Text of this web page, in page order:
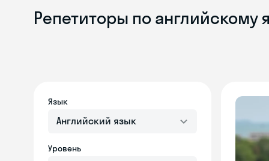
Репетиторы по английскому
Язык
Английский язык
Уровень